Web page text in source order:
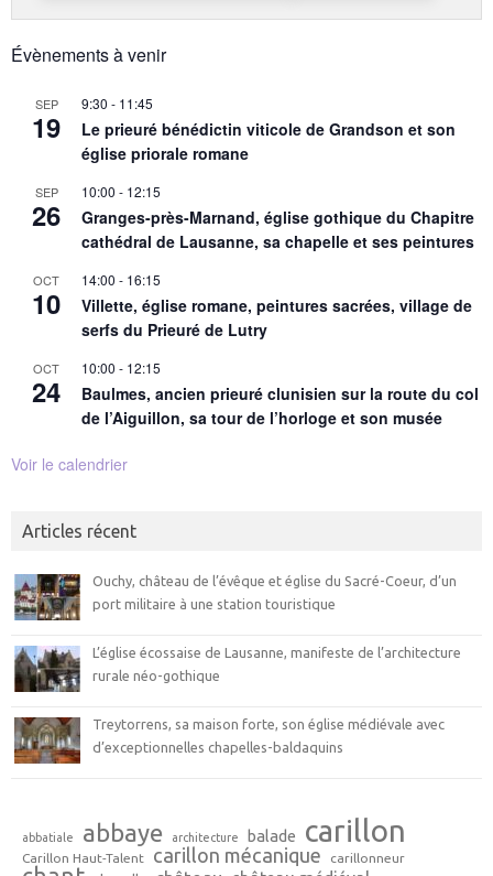
Évènements à venir
SEP
19
9:30 - 11:45
Le prieuré bénédictin viticole de Grandson et son
église priorale romane
SEP
26
10:00 - 12:15
Granges-près-Marnand, église gothique du Chapitre
cathédral de Lausanne, sa chapelle et ses peintures
OCT
10
14:00 - 16:15
Villette, église romane, peintures sacrées, village de
serfs du Prieuré de Lutry
OCT
24
10:00 - 12:15
Baulmes, ancien prieuré clunisien sur la route du col
de l’Aiguillon, sa tour de l’horloge et son musée
Voir le calendrier
Articles récent
Ouchy, château de l’évêque et église du Sacré-Coeur, d’un
port militaire à une station touristique
L’église écossaise de Lausanne, manifeste de l’architecture
rurale néo-gothique
Treytorrens, sa maison forte, son église médiévale avec
d’exceptionnelles chapelles-baldaquins
abbatiale abbaye architecture balade carillon
Carillon Haut-Talent carillon mécanique carillonneur